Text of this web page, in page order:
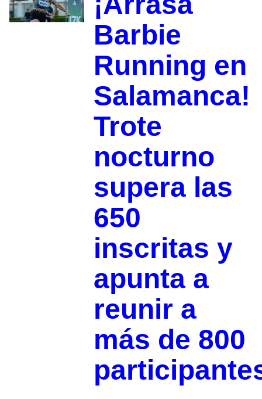
Barbie
Running en
Salamanca!
Trote
nocturno
supera las
650
inscritas y
apunta a
reunir a
más de 800